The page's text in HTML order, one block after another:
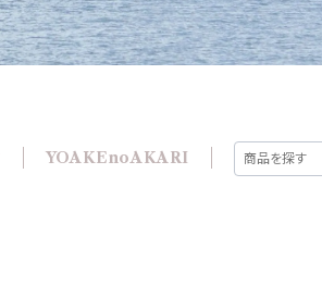
YOAKEnoAKARI